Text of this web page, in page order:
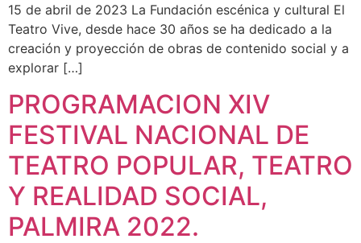
15 de abril de 2023 La Fundación escénica y cultural El
Teatro Vive, desde hace 30 años se ha dedicado a la
creación y proyección de obras de contenido social y a
explorar […]
PROGRAMACION XIV
FESTIVAL NACIONAL DE
TEATRO POPULAR, TEATRO
Y REALIDAD SOCIAL,
PALMIRA 2022.